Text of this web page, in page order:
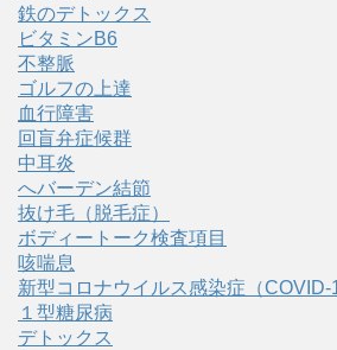
鉄のデトックス
ビタミンB6
不整脈
ゴルフの上達
血行障害
回盲弁症候群
中耳炎
へバーデン結節
抜け毛（脱毛症）
ボディートーク検査項目
咳喘息
新型コロナウイルス感染症（
１型糖尿病
デトックス